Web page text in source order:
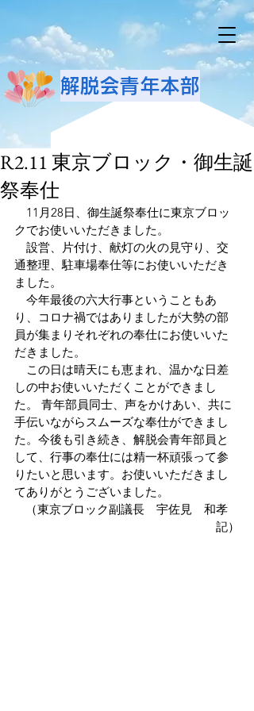
解脱会青年本部
R2.11 東京ブロック・御生誕
祭奉仕
11月28日、御生誕祭奉仕に東京ブロッ
クでお使いいただきました。
設営、片付け、献灯の火の見守り、交
通整理、駐車場奉仕等にお使いいただき
ました。
今年最後の六大行事ということもあ
り、コロナ禍ではありましたが大勢の部
員が集まりそれぞれの奉仕にお使いいた
だきました。
この日は晴天にも恵まれ、温かな日差
しの中お使いいただくことができまし
た。 青年部員同士、声をかけあい、共に
手伝いながらスムーズな奉仕ができまし
た。今後も引き続き、解脱会青年部員と
して、行事の奉仕には精一杯頑張って参
りたいと思います。お使いいただきまし
てありがとうございました。
（東京ブロック副議長　宇佐見　和孝
記）